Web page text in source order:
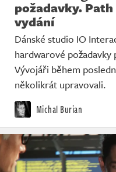
požadavky.
vydání
Dánské studio IO
hardwarové
Vývojáři během
několikrát upravovali.
Michal Burian